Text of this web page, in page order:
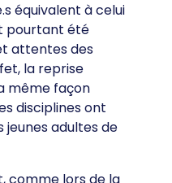
équivalent à celui
pourtant été
attentes des
la reprise
même façon
disciplines ont
adultes de